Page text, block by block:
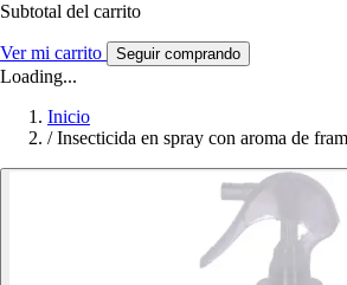
Subtotal del carrito
Ver mi carrito Seguir comprando
Loading...
Inicio
/ Insecticida en spray con aroma de